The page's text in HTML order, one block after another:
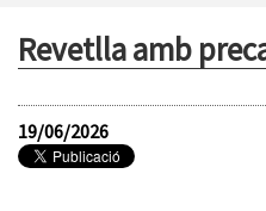
Revetlla amb
19/06/2026